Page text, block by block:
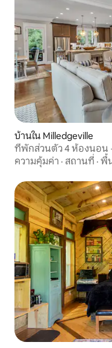
บ้านใน Milledgeville
ที่พักส่วนตัว 4 ห้องนอน
ความคุ้มค่า · สถานที่ · พื้